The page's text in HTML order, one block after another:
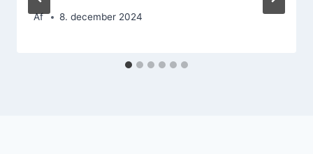
Af 8. december 2024